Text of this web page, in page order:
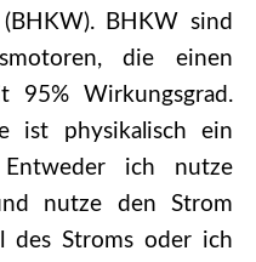
BHKW sind
die einen
95% Wirkungsgrad.
ist physikalisch ein
Entweder ich nutze
nutze den Strom
des Stroms oder ich